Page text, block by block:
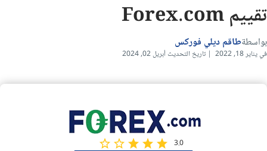
حسابات الفوركس الإسلامية
البيئة التنظيمية والتراخيص
انواع حسابات التداول
حسابات التداول التجريبي
تقييم Forex.com
بواسطةطاقم ديلي فوركس
في يناير 18, 2022 | تاريخ التحديث أبريل 02, 2024
3.0